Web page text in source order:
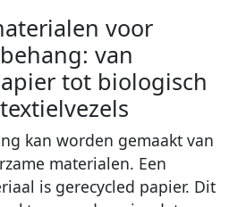
voor
van
tot biologisch
kan worden gemaakt van
materialen. Een
is gerecycled papier. Dit